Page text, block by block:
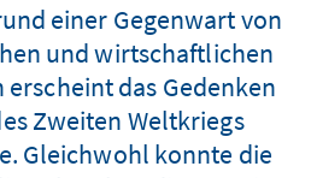
einer Gegenwart von
und wirtschaftlichen
das Gedenken
Zweiten Weltkriegs
Gleichwohl konnte die